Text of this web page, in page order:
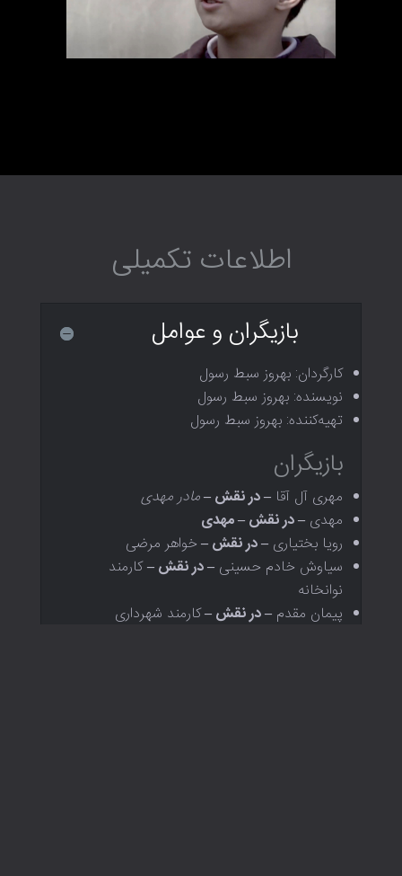
اطلاعات تکمیلی
بازیگران و عوامل
کارگردان: بهروز سبط رسول
نویسنده: بهروز سبط رسول
تهیه‌کننده: بهروز سبط رسول
بازیگران
مهری آل آقا – در نقش –مادر مهدی
مهدی – در نقش – مهدی
رویا بختیاری – در نقش –خواهر مرضی
سیاوش خادم حسینی – در نقش –کارمند
نوانخانه
پیمان مقدم – در نقش –کارمند شهرداری